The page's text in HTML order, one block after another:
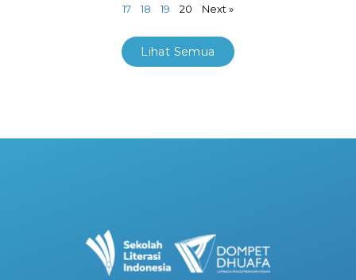
17
18 19 20 Next »
Lihat Semua